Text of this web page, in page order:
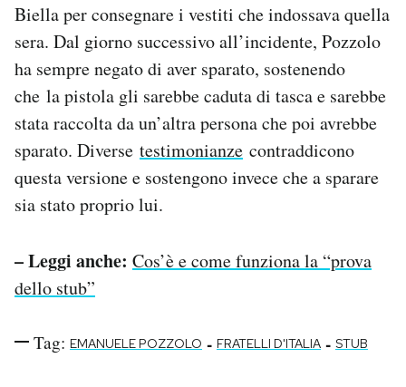
Biella per consegnare i vestiti che indossava quella
sera. Dal giorno successivo all’incidente, Pozzolo
ha sempre negato di aver sparato, sostenendo
che la pistola gli sarebbe caduta di tasca e sarebbe
stata raccolta da un’altra persona che poi avrebbe
sparato. Diverse testimonianze contraddicono
questa versione e sostengono invece che a sparare
sia stato proprio lui.
– Leggi anche: Cos’è e come funziona la “prova
dello stub”
Tag: EMANUELE POZZOLO - FRATELLI D'ITALIA - STUB